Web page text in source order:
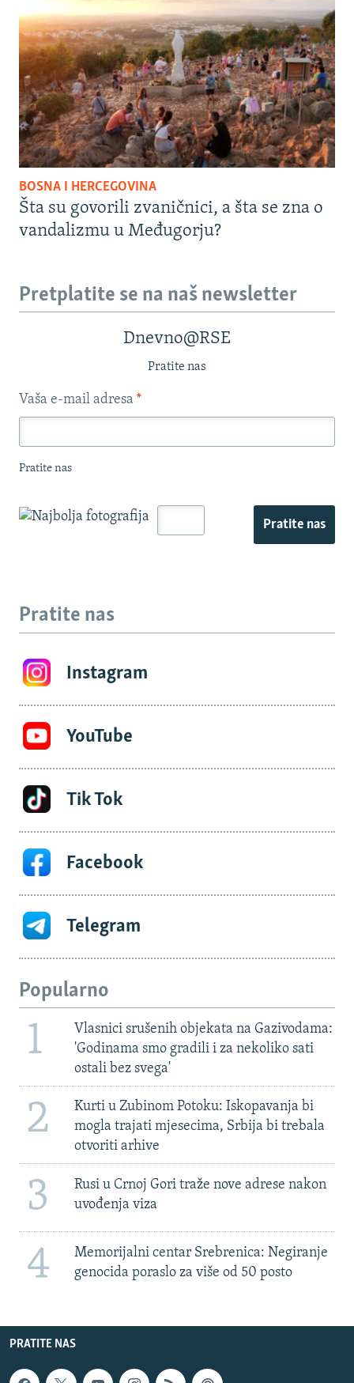
BOSNA I HERCEGOVINA
Šta su govorili zvaničnici, a šta se zna o
vandalizmu u Međugorju?
Pretplatite se na naš newsletter
Dnevno@RSE
Pratite nas
Vaša e-mail adresa *
Pratite nas
Pratite nas
Pratite nas
Instagram
YouTube
Tik Tok
Facebook
Telegram
Popularno
1
Vlasnici srušenih objekata na Gazivodama:
'Godinama smo gradili i za nekoliko sati
ostali bez svega'
2
Kurti u Zubinom Potoku: Iskopavanja bi
mogla trajati mjesecima, Srbija bi trebala
otvoriti arhive
3
Rusi u Crnoj Gori traže nove adrese nakon
uvođenja viza
4
Memorijalni centar Srebrenica: Negiranje
genocida poraslo za više od 50 posto
PRATITE NAS